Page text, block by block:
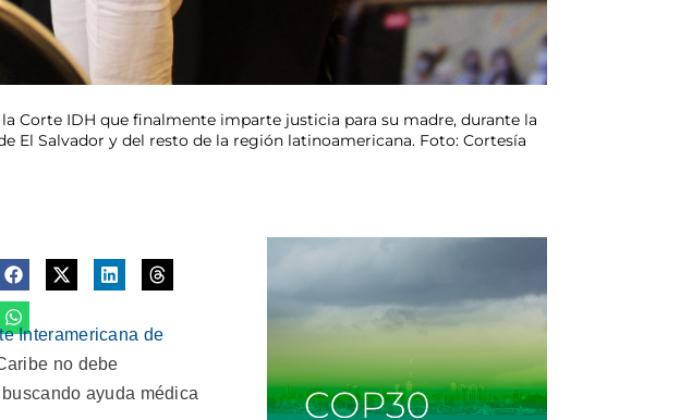
Corte IDH que finalmente imparte justicia para su madre, durante la
El Salvador y del resto de la región latinoamericana. Foto: Cortesía
Interamericana de
no debe
ayuda médica